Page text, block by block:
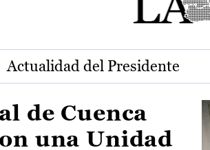
Actualidad del Presidente
de Cuenca
una Unidad